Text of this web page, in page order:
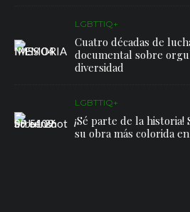
LGBTTIQ+
Cuatro décadas de
documental sobre
diversidad
LGBTTIQ+
¡Sé parte de la
su obra más colorida